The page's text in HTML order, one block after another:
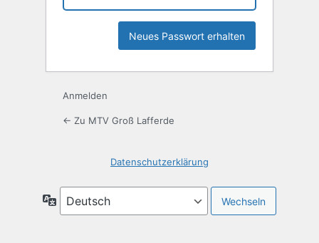
Anmelden
← Zu MTV Groß Lafferde
Datenschutzerklärung
Sprache